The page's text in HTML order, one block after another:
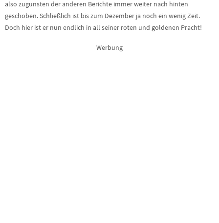
also zugunsten der anderen Berichte immer weiter nach hinten
geschoben. Schließlich ist bis zum Dezember ja noch ein wenig Zeit.
Doch hier ist er nun endlich in all seiner roten und goldenen Pracht!
Werbung